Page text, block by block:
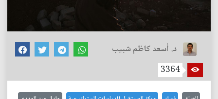
د. أسعد كاظم شبيب
3364